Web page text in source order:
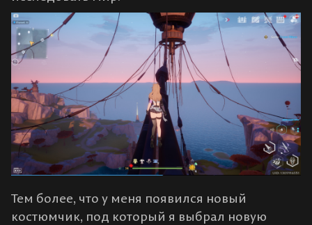
Тем более, что у меня появился новый
костюмчик, под который я выбрал новую